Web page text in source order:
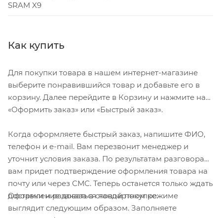
SRAM X9
Как купить
Для покупки товара в нашем интернет-магазине
выберите понравившийся товар и добавьте его в
корзину. Далее перейдите в Корзину и нажмите на
«Оформить заказ» или «Быстрый заказ».
Когда оформляете быстрый заказ, напишите ФИО,
телефон и e-mail. Вам перезвонит менеджер и
уточнит условия заказа. По результатам разговора
вам придет подтверждение оформления товара на
почту или через СМС. Теперь останется только ждать
доставки и радоваться новой покупке.
Оформление заказа в стандартном режиме
выглядит следующим образом. Заполняете